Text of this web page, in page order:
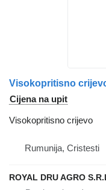
Visokopritisno
Cijena na upit
Visokopritisno crijevo
Rumunija, Cristesti
ROYAL DRU AGRO